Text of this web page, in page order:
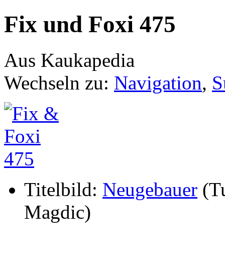
Fix und Foxi 475
Aus Kaukapedia
Wechseln zu: Navigation,
Titelbild: Neugebauer
Magdic)